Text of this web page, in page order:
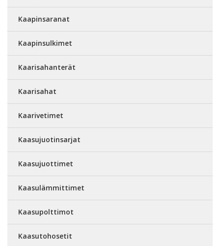
Kaapinsaranat
Kaapinsulkimet
Kaarisahanterät
Kaarisahat
Kaarivetimet
Kaasujuotinsarjat
Kaasujuottimet
Kaasulämmittimet
Kaasupolttimot
Kaasutohosetit